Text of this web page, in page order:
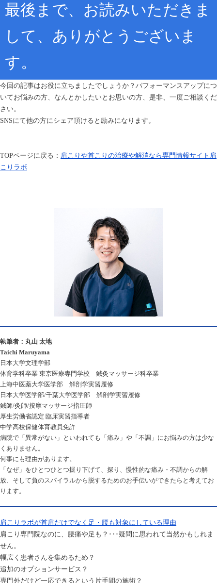
最後まで、お読みいただきま
して、ありがとうございま
す。
今回の記事はお役に立ちましたでしょうか？パフォーマンスアップにつ
いてお悩みの方、なんとかしたいとお思いの方、是非、一度ご相談くだ
さい。
SNSにて他の方にシェア頂けると励みになります。
TOPページに戻る： 肩こりや首こりの治療や解消なら専門情報サイト肩
こりラボ
執筆者：丸山 太地
Taichi Maruyama
日本大学文理学部
体育学科卒業 東京医療専門学校 鍼灸マッサージ科卒業
上海中医薬大学医学部 解剖学実習履修
日本大学医学部/千葉大学医学部 解剖学実習履修
鍼師/灸師/按摩マッサージ指圧師
厚生労働省認定 臨床実習指導者
中学高校保健体育教員免許
病院で「異常がない」といわれても「痛み」や「不調」にお悩みの方は少な
くありません。
何事にも理由があります。
「なぜ」をひとつひとつ掘り下げて、探り、慢性的な痛み・不調からの解
放、そして負のスパイラルから脱するためのお手伝いができたらと考えてお
ります。
肩こりラボが首肩だけでなく足・腰も対象にしている理由
肩こり専門院なのに、腰痛や足も？･･･疑問に思われて当然かもしれま
せん。
幅広く患者さんを集めるため？
追加のオプションサービス？
専門外だけど一応できるという片手間の施術？